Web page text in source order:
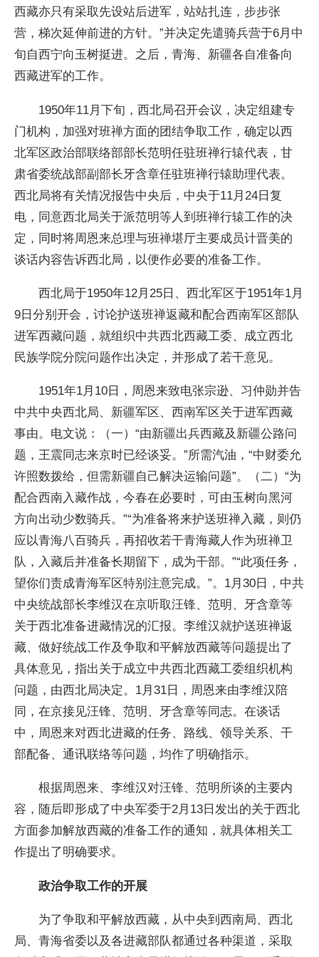
西藏亦只有采取先设站后进军，站站扎连，步步张
营，梯次延伸前进的方针。”并决定先遣骑兵营于6月中
旬自西宁向玉树挺进。之后，青海、新疆各自准备向
西藏进军的工作。
1950年11月下旬，西北局召开会议，决定组建专
门机构，加强对班禅方面的团结争取工作，确定以西
北军区政治部联络部部长范明任驻班禅行辕代表，甘
肃省委统战部副部长牙含章任驻班禅行辕助理代表。
西北局将有关情况报告中央后，中央于11月24日复
电，同意西北局关于派范明等人到班禅行辕工作的决
定，同时将周恩来总理与班禅堪厅主要成员计晋美的
谈话内容告诉西北局，以便作必要的准备工作。
西北局于1950年12月25日、西北军区于1951年1月
9日分别开会，讨论护送班禅返藏和配合西南军区部队
进军西藏问题，就组织中共西北西藏工委、成立西北
民族学院分院问题作出决定，并形成了若干意见。
1951年1月10日，周恩来致电张宗逊、习仲勋并告
中共中央西北局、新疆军区、西南军区关于进军西藏
事由。电文说：（一）“由新疆出兵西藏及新疆公路问
题，王震同志来京时已经谈妥。”所需汽油，“中财委允
许照数拨给，但需新疆自己解决运输问题”。（二）“为
配合西南入藏作战，今春在必要时，可由玉树向黑河
方向出动少数骑兵。”“为准备将来护送班禅入藏，则仍
应以青海八百骑兵，再招收若干青海藏人作为班禅卫
队，入藏后并准备长期留下，成为干部。”“此项任务，
望你们责成青海军区特别注意完成。”。1月30日，中共
中央统战部长李维汉在京听取汪锋、范明、牙含章等
关于西北准备进藏情况的汇报。李维汉就护送班禅返
藏、做好统战工作及争取和平解放西藏等问题提出了
具体意见，指出关于成立中共西北西藏工委组织机构
问题，由西北局决定。1月31日，周恩来由李维汉陪
同，在京接见汪锋、范明、牙含章等同志。在谈话
中，周恩来对西北进藏的任务、路线、领导关系、干
部配备、通讯联络等问题，均作了明确指示。
根据周恩来、李维汉对汪锋、范明所谈的主要内
容，随后即形成了中央军委于2月13日发出的关于西北
方面参加解放西藏的准备工作的通知，就具体相关工
作提出了明确要求。
政治争取工作的开展
为了争取和平解放西藏，从中央到西南局、西北
局、青海省委以及各进藏部队都通过各种渠道，采取